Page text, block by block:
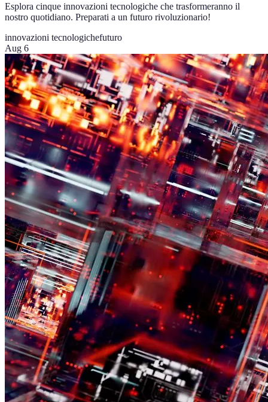
Esplora cinque innovazioni tecnologiche che trasformeranno il
nostro quotidiano. Preparati a un futuro rivoluzionario!
innovazioni tecnologichefuturo
Aug 6